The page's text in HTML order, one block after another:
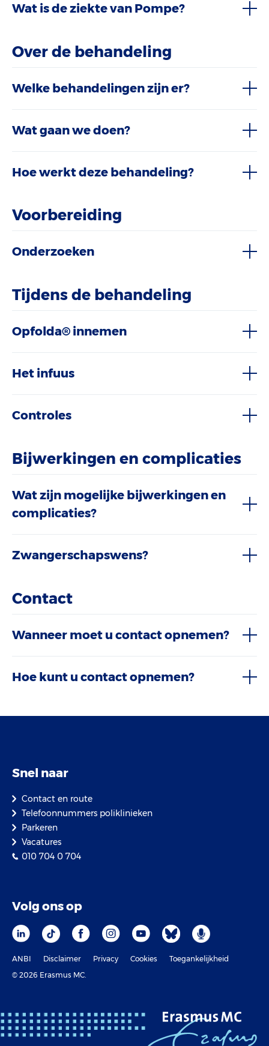
Wat is de ziekte van Pompe?
Over de behandeling
Welke behandelingen zijn er?
Wat gaan we doen?
Hoe werkt deze behandeling?
Voorbereiding
Onderzoeken
Tijdens de behandeling
Opfolda® innemen
Het infuus
Controles
Bijwerkingen en complicaties
Wat zijn mogelijke bijwerkingen en
complicaties?
Zwangerschapswens?
Contact
Wanneer moet u contact opnemen?
Hoe kunt u contact opnemen?
Snel naar
Contact en route
Telefoonnummers poliklinieken
Parkeren
Vacatures
010 704 0 704
Volg ons op
ANBI Disclaimer Privacy Cookies
Toegankelijkheid
© 2026 Erasmus MC.